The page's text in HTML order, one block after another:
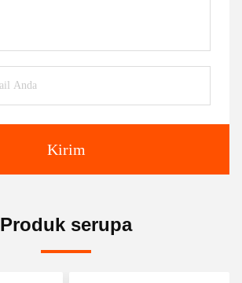
Kirim
Produk serupa